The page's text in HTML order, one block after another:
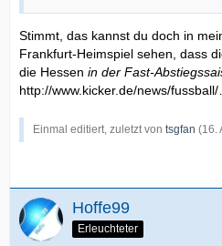
Stimmt, das kannst du doch in
Frankfurt-Heimspiel sehen, dass
die Hessen in der Fast-
http://www.kicker.de/news/
Einmal editiert, zuletzt von tsgfan (16.
Hoffe99
Erleuchteter